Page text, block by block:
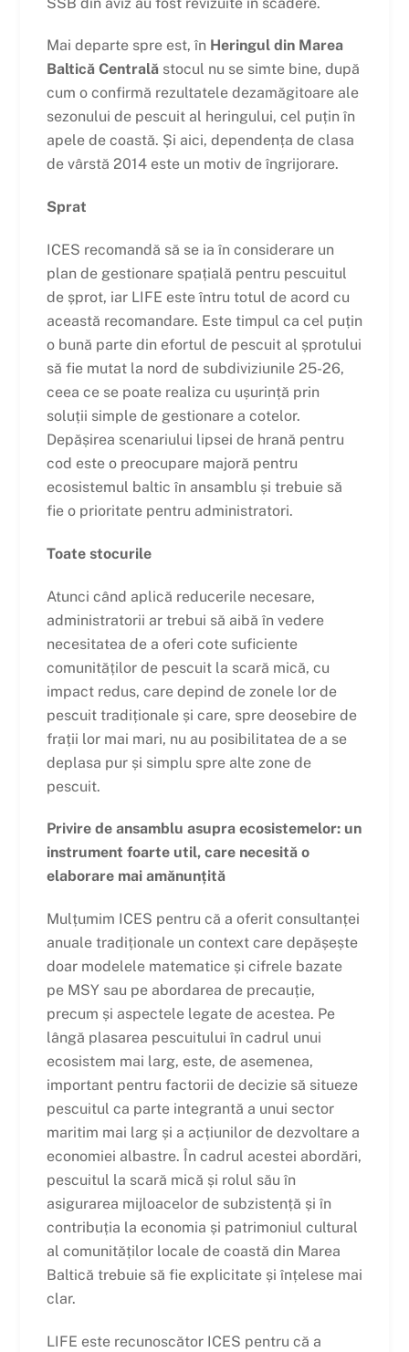
Mai departe spre est, în Heringul din Marea
Baltică Centralăstocul nu se simte bine, după
cum o confirmă rezultatele dezamăgitoare ale
sezonului de pescuit al heringului, cel puțin în
apele de coastă. Și aici, dependența de clasa
de vârstă 2014 este un motiv de îngrijorare.
Sprat
ICES recomandă să se ia în considerare un
plan de gestionare spațială pentru pescuitul
de șprot, iar LIFE este întru totul de acord cu
această recomandare. Este timpul ca cel puțin
o bună parte din efortul de pescuit al șprotului
să fie mutat la nord de subdiviziunile 25-26,
ceea ce se poate realiza cu ușurință prin
soluții simple de gestionare a cotelor.
Depășirea scenariului lipsei de hrană pentru
cod este o preocupare majoră pentru
ecosistemul baltic în ansamblu și trebuie să
fie o prioritate pentru administratori.
Toate stocurile
Atunci când aplică reducerile necesare,
administratorii ar trebui să aibă în vedere
necesitatea de a oferi cote suficiente
comunităților de pescuit la scară mică, cu
impact redus, care depind de zonele lor de
pescuit tradiționale și care, spre deosebire de
frații lor mai mari, nu au posibilitatea de a se
deplasa pur și simplu spre alte zone de
pescuit.
Privire de ansamblu asupra ecosistemelor: un
instrument foarte util, care necesită o
elaborare mai amănunțită
Mulțumim ICES pentru că a oferit consultanței
anuale tradiționale un context care depășește
doar modelele matematice și cifrele bazate
pe MSY sau pe abordarea de precauție,
precum și aspectele legate de acestea. Pe
lângă plasarea pescuitului în cadrul unui
ecosistem mai larg, este, de asemenea,
important pentru factorii de decizie să situeze
pescuitul ca parte integrantă a unui sector
maritim mai larg și a acțiunilor de dezvoltare a
economiei albastre. În cadrul acestei abordări,
pescuitul la scară mică și rolul său în
asigurarea mijloacelor de subzistență și în
contribuția la economia și patrimoniul cultural
al comunităților locale de coastă din Marea
Baltică trebuie să fie explicitate și înțelese mai
clar.
LIFE este recunoscător ICES pentru că a